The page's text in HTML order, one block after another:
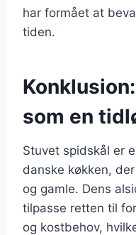
har formået at
tiden.
som en
Stuvet spidskål er
danske køkken,
og gamle. Dens
tilpasse retten til
og kostbehov,